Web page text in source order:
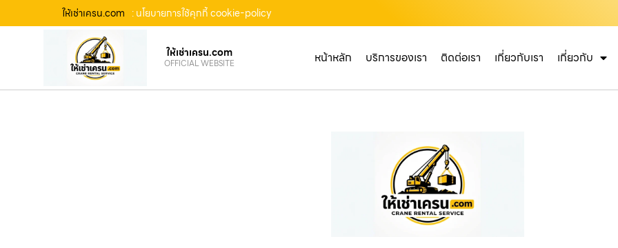
ให้เช่าเครน.com : นโยบายการใช้คุกกี้ cookie-policy
ให้เช่าเครน.com
OFFICIAL WEBSITE หน้าหลัก บริการของเรา ติดต่อเรา เกี่ยวกับเรา เกี่ยวกับ